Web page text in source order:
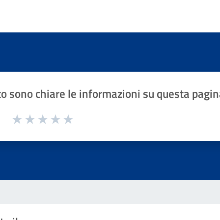
sono chiare le informazioni su questa
1 a 5 stelle la pagina